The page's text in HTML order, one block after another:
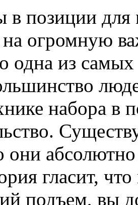
в позиции
огромную
одна из
набора в
они
гласит,
подъем, вы